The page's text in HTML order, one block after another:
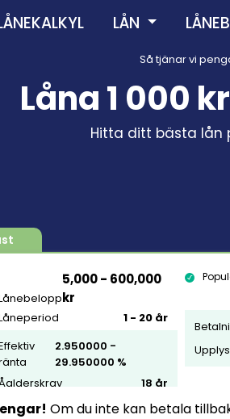
LÅN
Så tjänar vi
Låna 1 000
Hitta ditt bästa lån
5,000 - 600,000
kr
1 - 20 år
2.950000 -
29.950000 %
18 år
Om du inte kan betala